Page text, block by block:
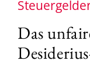
Das